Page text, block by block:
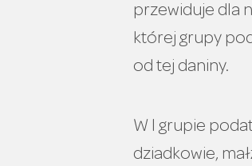
przewiduje dla
której grupy
od tej daniny.
W I grupie
dziadkowie,